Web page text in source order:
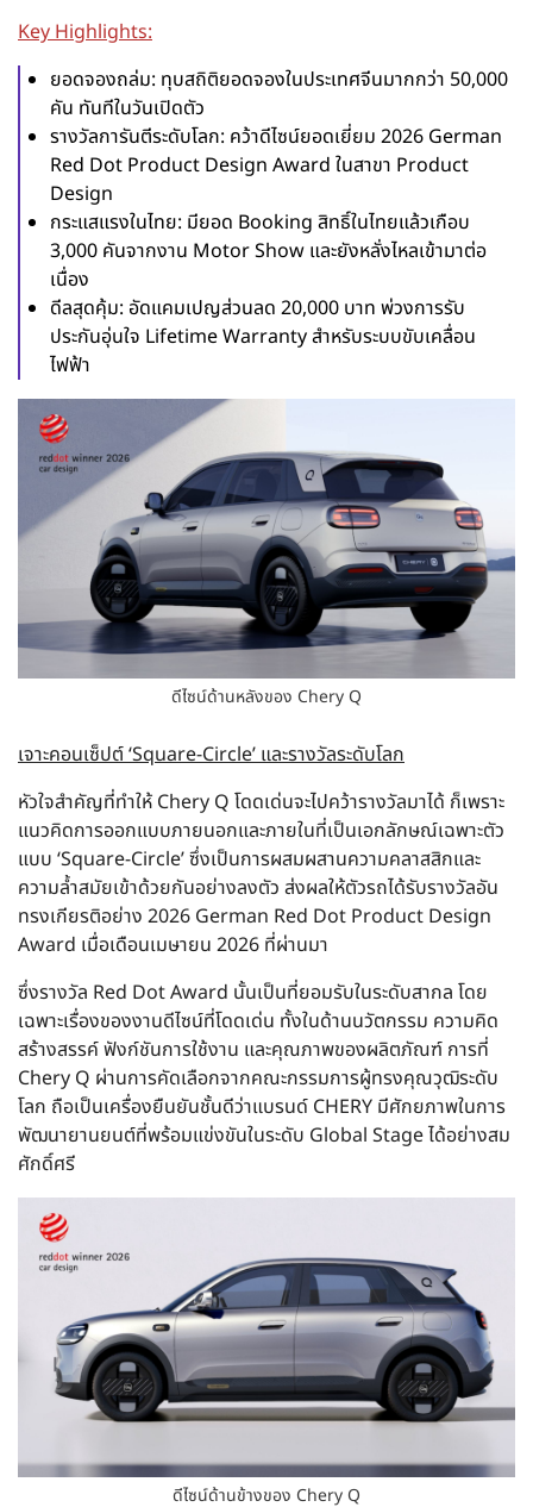
Key Highlights:
ยอดจองถล่ม: ทุบสถิติยอดจองในประเทศจีนมากกว่า 50,000
คัน ทันทีในวันเปิดตัว
รางวัลการันตีระดับโลก: คว้าดีไซน์ยอดเยี่ยม 2026 German
Red Dot Product Design Award ในสาขา Product
Design
กระแสแรงในไทย: มียอด Booking สิทธิ์ในไทยแล้วเกือบ
3,000 คันจากงาน Motor Show และยังหลั่งไหลเข้ามาต่อ
เนื่อง
ดีลสุดคุ้ม: อัดแคมเปญส่วนลด 20,000 บาท พ่วงการรับ
ประกันอุ่นใจ Lifetime Warranty สำหรับระบบขับเคลื่อน
ไฟฟ้า
ดีไซน์ด้านหลังของ Chery Q
เจาะคอนเซ็ปต์ ‘Square-Circle’ และรางวัลระดับโลก
หัวใจสำคัญที่ทำให้ Chery Q โดดเด่นจะไปคว้ารางวัลมาได้ ก็เพราะ
แนวคิดการออกแบบภายนอกและภายในที่เป็นเอกลักษณ์เฉพาะตัว
แบบ ‘Square-Circle’ ซึ่งเป็นการผสมผสานความคลาสสิกและ
ความล้ำสมัยเข้าด้วยกันอย่างลงตัว ส่งผลให้ตัวรถได้รับรางวัลอัน
ทรงเกียรติอย่าง 2026 German Red Dot Product Design
Award เมื่อเดือนเมษายน 2026 ที่ผ่านมา
ซึ่งรางวัล Red Dot Award นั้นเป็นที่ยอมรับในระดับสากล โดย
เฉพาะเรื่องของงานดีไซน์ที่โดดเด่น ทั้งในด้านนวัตกรรม ความคิด
สร้างสรรค์ ฟังก์ชันการใช้งาน และคุณภาพของผลิตภัณฑ์ การที่
Chery Q ผ่านการคัดเลือกจากคณะกรรมการผู้ทรงคุณวุฒิระดับ
โลก ถือเป็นเครื่องยืนยันชั้นดีว่าแบรนด์ CHERY มีศักยภาพในการ
พัฒนายานยนต์ที่พร้อมแข่งขันในระดับ Global Stage ได้อย่างสม
ศักดิ์ศรี
ดีไซน์ด้านข้างของ Chery Q